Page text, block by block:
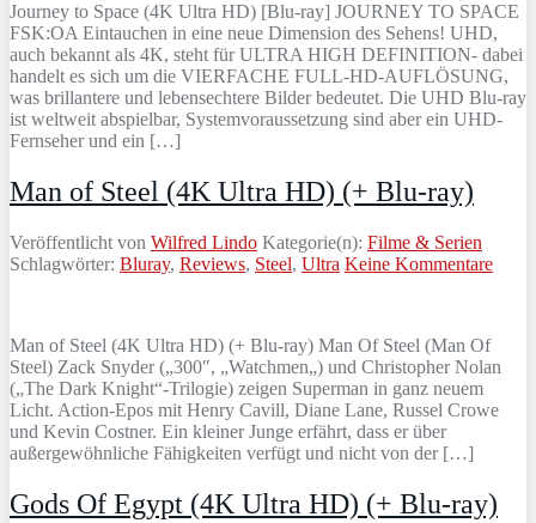
Journey to Space (4K Ultra HD) [Blu-ray] JOURNEY TO SPACE
FSK:OA Eintauchen in eine neue Dimension des Sehens! UHD,
auch bekannt als 4K, steht für ULTRA HIGH DEFINITION- dabei
handelt es sich um die VIERFACHE FULL-HD-AUFLÖSUNG,
was brillantere und lebensechtere Bilder bedeutet. Die UHD Blu-ray
ist weltweit abspielbar, Systemvoraussetzung sind aber ein UHD-
Fernseher und ein […]
Man of Steel (4K Ultra HD) (+ Blu-ray)
Veröffentlicht von Wilfred Lindo Kategorie(n): Filme & Serien
Schlagwörter: Bluray, Reviews, Steel, Ultra Keine Kommentare
Man of Steel (4K Ultra HD) (+ Blu-ray) Man Of Steel (Man Of
Steel) Zack Snyder („300″, „Watchmen„) und Christopher Nolan
(„The Dark Knight“-Trilogie) zeigen Superman in ganz neuem
Licht. Action-Epos mit Henry Cavill, Diane Lane, Russel Crowe
und Kevin Costner. Ein kleiner Junge erfährt, dass er über
außergewöhnliche Fähigkeiten verfügt und nicht von der […]
Gods Of Egypt (4K Ultra HD) (+ Blu-ray)